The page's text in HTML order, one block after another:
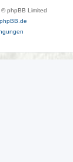
phpBB Limited
phpBB.de